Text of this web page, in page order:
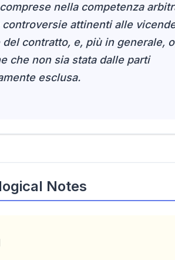
nella competenza
controversie attinenti alle
contratto, e, più in generale,
che non sia stata dalle parti
esclusa.
Notes